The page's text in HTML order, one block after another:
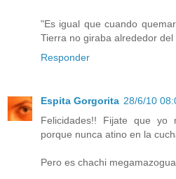
"Es igual que cuando
Tierra no giraba alrededor
Responder
Espita Gorgorita 28/6/10
Felicidades!! Fijate que yo
porque nunca atino en la
Pero es chachi